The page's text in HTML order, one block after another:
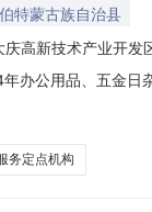
特蒙古族自治县
庆高新技术产业开发
办公用品、五金
标地点：黑龙江省
务定点机构